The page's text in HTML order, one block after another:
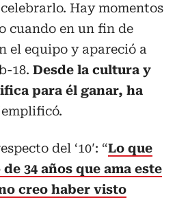
Hay momentos
cuando en un fin de
el equipo y apareció a
18. Desde la cultura y
para él ganar, ha
del ‘10′: “Lo que
34 años que ama este
creo haber visto